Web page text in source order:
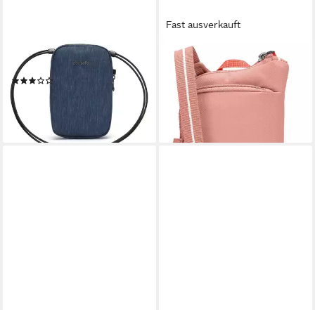
PACSAFE
Umhängetasche RFIDsafe
33,92 € 39,90 €
-15%
lieferbar - in 2-3 Werktagen bei dir
Fast ausverkauft
PACSAFE
Umhängetasche Go
48,52 € UVP59,90 €
-19%
lieferbar - in 2-3 Werktagen bei dir